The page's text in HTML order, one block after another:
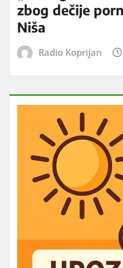
zbog dečije
Niša
Radio Koprijan